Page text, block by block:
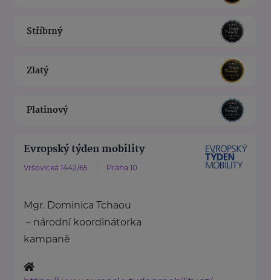
Stříbrný
Zlatý
Platinový
Evropský týden mobility
Vršovická 1442/65 Praha 10
Mgr. Dominica Tchaou
– národní koordinátorka
kampaně